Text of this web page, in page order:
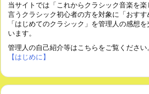
当サイトでは「これからクラシック音楽を楽
言うクラシック初心者の方を対象に「おすす
「はじめてのクラシック」を管理人の感想
います。
管理人の自己紹介等はこちらをご覧くださ
【はじめに】